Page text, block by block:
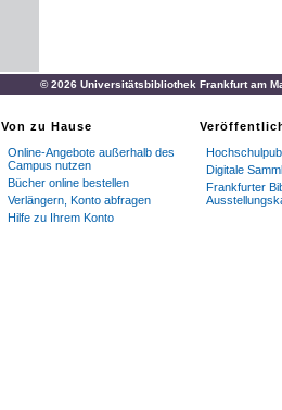
© 2026 Universitätsbibliothek Frankfurt am
Von zu Hause
Online-Angebote außerhalb des
Campus nutzen
Bücher online bestellen
Verlängern, Konto abfragen
Hilfe zu Ihrem Konto
Digitale
Frankfurter